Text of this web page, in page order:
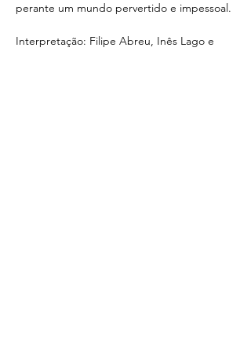
perante um mundo pervertido e impessoal.
Interpretação: Filipe Abreu, Inês Lago e